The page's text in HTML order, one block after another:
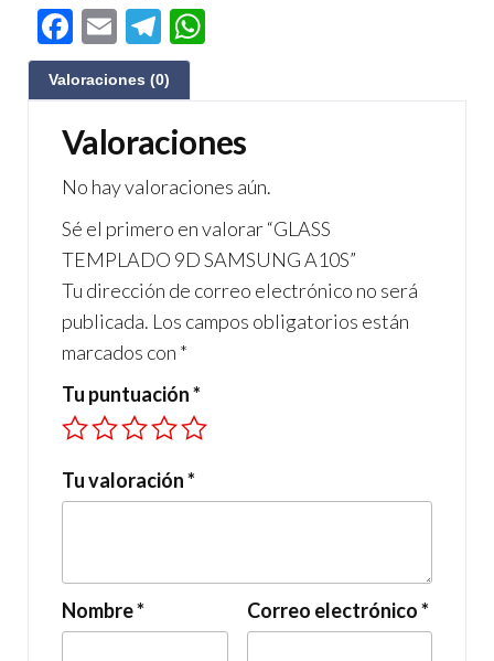
F
ac
e
b
o
o
k
E
m
ail
Te
le
gr
a
m
s
A
p
p
Valoraciones (0)
Valoraciones
No hay valoraciones aún.
Sé el primero en valorar “GLASS
TEMPLADO 9D SAMSUNG A10S”
Tu dirección de correo electrónico no será
publicada. Los campos obligatorios están
marcados con *
Tu puntuación*
Tu valoración*
Nombre* Correo electrónico*